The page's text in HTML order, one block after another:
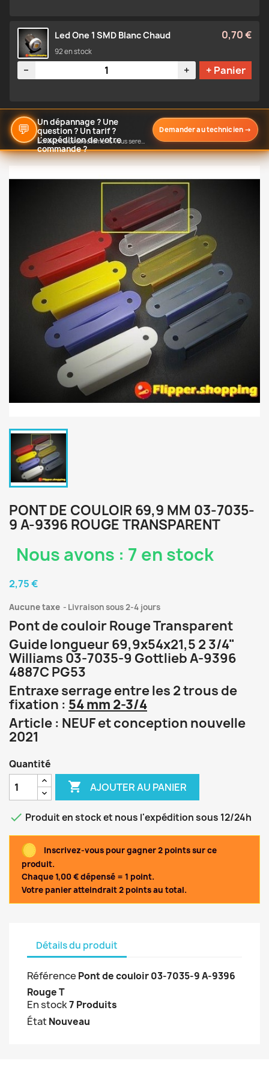
Led One 1 SMD Blanc Chaud 0,70 €
92 en stock
− + + Panier
💬
Un dépannage ? Une
question ? Un tarif ?
L'expédition de votre
commande ?
Écrivez-nous directement, vous serez notifié de notre réponse
Demander au technicien →
PONT DE COULOIR 69,9 MM 03-7035-
9 A-9396 ROUGE TRANSPARENT
Nous avons : 7 en stock
2,75 €
Aucune taxe Livraison sous 2-4 jours
Pont de couloir Rouge Transparent
Guide longueur 69,9x54x21,5 2 3/4"
Williams 03-7035-9 Gottlieb A-9396
4887C PG53
Entraxe serrage entre les 2 trous de
fixation : 54 mm 2-3/4
Article : NEUF et conception nouvelle
2021
Quantité
 AJOUTER AU PANIER
 Produit en stock et nous l'expédition sous 12/24h
Inscrivez-vous pour gagner 2 points sur ce
produit.
Chaque 1,00 € dépensé = 1 point.
Votre panier atteindrait 2 points au total.
Détails du produit
Référence Pont de couloir 03-7035-9 A-9396
Rouge T
En stock7 Produits
ÉtatNouveau